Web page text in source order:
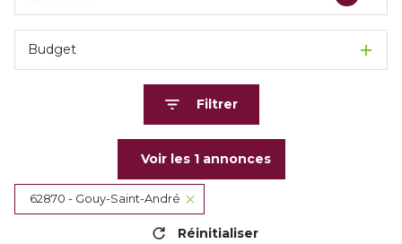
Budget
Filtrer
Voir les 1annonces
62870 - Gouy-Saint-André
Réinitialiser